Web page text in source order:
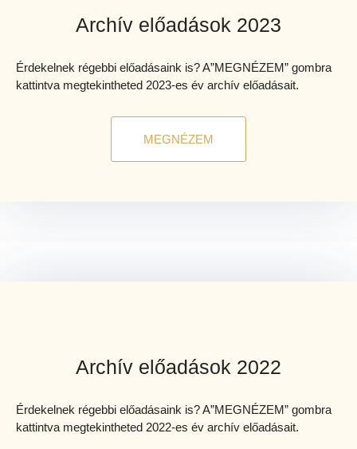
Archív előadások 2023
Érdekelnek régebbi előadásaink is? A”MEGNÉZEM” gombra
kattintva megtekintheted 2023-es év archív előadásait.
MEGNÉZEM
Archív előadások 2022
Érdekelnek régebbi előadásaink is? A”MEGNÉZEM” gombra
kattintva megtekintheted 2022-es év archív előadásait.